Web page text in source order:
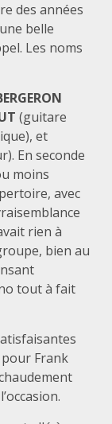
des années
belle
Les noms
(guitare
et
En seconde
moins
avec
rien à
bien au
tout à fait
Frank